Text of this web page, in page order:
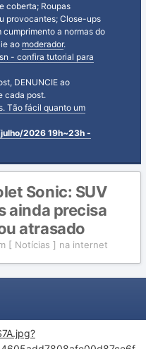
coberta; Roupas
provocantes; Close-ups
cumprimento a normas do
ao moderador.
- confira tutorial para
DENUNCIE ao
cada post.
Tão fácil quanto um
2026 19h~23h -
Sonic: SUV
ainda precisa
atrasado
[ Notícias ] na internet